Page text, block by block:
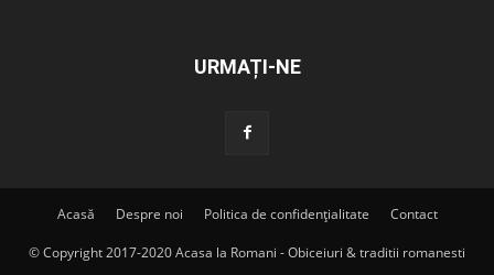
URMAȚI-NE
Acasă Despre noi Politica de confidențialitate Contact
© Copyright 2017-2020 Acasa la Romani - Obiceiuri & traditii romanesti